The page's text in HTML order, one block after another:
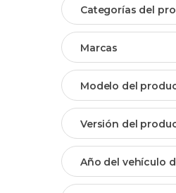
Categorías del
Marcas
Modelo del
Versión del